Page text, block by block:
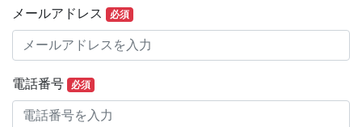
メールアドレス 必須
電話番号 必須